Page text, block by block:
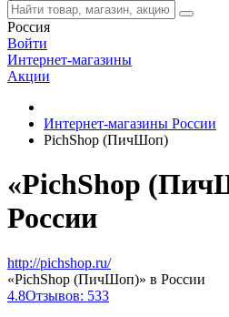
Россия
Войти
Интернет-магазины
Акции
Интернет-магазины России
PichShop (ПичШоп)
«PichShop
России
http://pichshop.ru/
«PichShop (ПичШоп)» в России
4.8Отзывов: 533